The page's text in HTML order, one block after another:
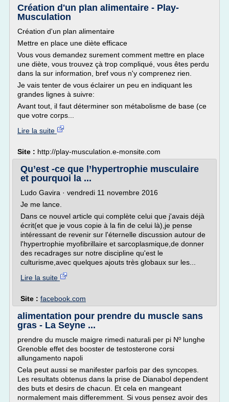
Création d'un plan alimentaire - Play-
Musculation
Création d'un plan alimentaire
Mettre en place une diète efficace
Vous vous demandez surement comment mettre en place
une diète, vous trouvez çà trop compliqué, vous êtes perdu
dans la sur information, bref vous n'y comprenez rien.
Je vais tenter de vous éclairer un peu en indiquant les
grandes lignes à suivre:
Avant tout, il faut déterminer son métabolisme de base (ce
que votre corps...
Lire la suite
Site : http://play-musculation.e-monsite.com
Qu’est -ce que l’hypertrophie musculaire
et pourquoi la ...
Ludo Gavira · vendredi 11 novembre 2016
Je me lance.
Dans ce nouvel article qui complète celui que j'avais déjà
écrit(et que je vous copie à la fin de celui là),je pense
intéressant de revenir sur l'éternelle discussion autour de
l'hypertrophie myofibrillaire et sarcoplasmique,de donner
des recadrages sur notre discipline qu'est le
culturisme,avec quelques ajouts très globaux sur les...
Lire la suite
Site : facebook.com
alimentation pour prendre du muscle sans
gras - La Seyne ...
prendre du muscle maigre rimedi naturali per pi Nº lunghe
Grenoble effet des booster de testosterone corsi
allungamento napoli
Cela peut aussi se manifester parfois par des syncopes.
Les resultats obtenus dans la prise de Dianabol dependent
des buts et desirs de chacun. Et cela en mangeant
normalement mais differemment. Si vous pensez avoir des